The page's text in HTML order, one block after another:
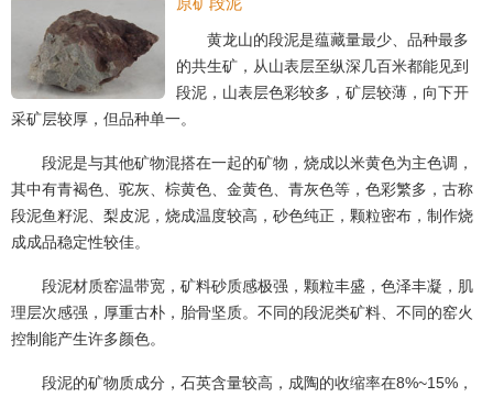
黄龙山的段泥是蕴藏量最少、品种最多
的共生矿，从山表层至纵深几百米都能见到
段泥，山表层色彩较多，矿层较薄，向下开
采矿层较厚，但品种单一。
段泥是与其他矿物混搭在一起的矿物，烧成以米黄色为主色调，
其中有青褐色、驼灰、棕黄色、金黄色、青灰色等，色彩繁多，古称
段泥鱼籽泥、梨皮泥，烧成温度较高，砂色纯正，颗粒密布，制作烧
成成品稳定性较佳。
段泥材质窑温带宽，矿料砂质感极强，颗粒丰盛，色泽丰凝，肌
理层次感强，厚重古朴，胎骨坚质。不同的段泥类矿料、不同的窑火
控制能产生许多颜色。
段泥的矿物质成分，石英含量较高，成陶的收缩率在8%~15%，